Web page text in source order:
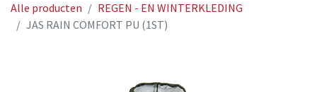
Alle producten
REGEN - EN WINTERKLEDING
JAS RAIN COMFORT PU (1ST)